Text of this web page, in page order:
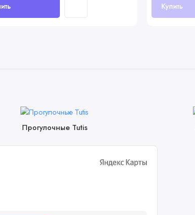
Купить
Прогулочные Tutis